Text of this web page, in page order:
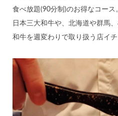
食べ放題(90分制)のお得なコー
日本三大和牛や、北海道や群馬
和牛を週変わりで取り扱う店イ